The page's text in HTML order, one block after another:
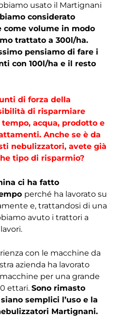
usato il Martignani
considerato
come volume in modo
trattato a 300l/ha.
pensiamo di fare i
con 100l/ha e il resto
di forza della
di risparmiare
acqua, prodotto e
Anche se è da
nebulizzatori, avete già
tipo di risparmio?
ci ha fatto
perché ha lavorato su
e, trattandosi di una
avuto i trattori a
con le macchine da
azienda ha lavorato
per una grande
ettari. Sono rimasto
semplici l’uso e la
Martignani.